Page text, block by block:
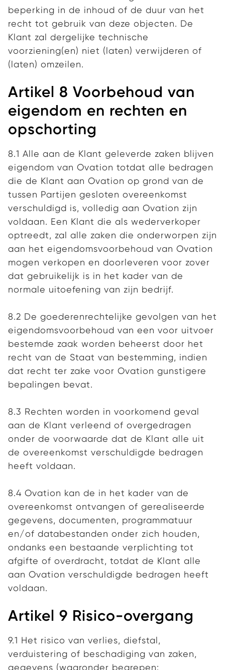
beperking in de inhoud of de duur van het
recht tot gebruik van deze objecten. De
Klant zal dergelijke technische
voorziening(en) niet (laten) verwijderen of
(laten) omzeilen.
Artikel 8 Voorbehoud van
eigendom en rechten en
opschorting
8.1 Alle aan de Klant geleverde zaken blijven
eigendom van Ovation totdat alle bedragen
die de Klant aan Ovation op grond van de
tussen Partijen gesloten overeenkomst
verschuldigd is, volledig aan Ovation zijn
voldaan. Een Klant die als wederverkoper
optreedt, zal alle zaken die onderworpen zijn
aan het eigendomsvoorbehoud van Ovation
mogen verkopen en doorleveren voor zover
dat gebruikelijk is in het kader van de
normale uitoefening van zijn bedrijf.
8.2 De goederenrechtelijke gevolgen van het
eigendomsvoorbehoud van een voor uitvoer
bestemde zaak worden beheerst door het
recht van de Staat van bestemming, indien
dat recht ter zake voor Ovation gunstigere
bepalingen bevat.
8.3 Rechten worden in voorkomend geval
aan de Klant verleend of overgedragen
onder de voorwaarde dat de Klant alle uit
de overeenkomst verschuldigde bedragen
heeft voldaan.
8.4 Ovation kan de in het kader van de
overeenkomst ontvangen of gerealiseerde
gegevens, documenten, programmatuur
en/of databestanden onder zich houden,
ondanks een bestaande verplichting tot
afgifte of overdracht, totdat de Klant alle
aan Ovation verschuldigde bedragen heeft
voldaan.
Artikel 9 Risico-overgang
9.1 Het risico van verlies, diefstal,
verduistering of beschadiging van zaken,
gegevens (waaronder begrepen: